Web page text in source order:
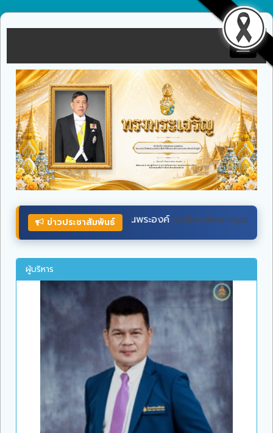
Toggle
ข่าวประชาสัมพันธ์ระหว่างวันที่ ๒๖ – ๓๐ กรกฎาคม ๒๕๖๙
ผู้บริหาร